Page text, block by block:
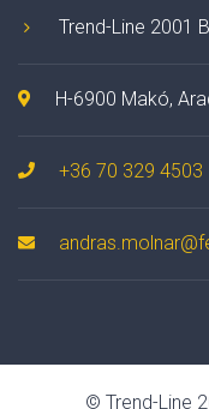
Trend-Line 2001
H-6900 Makó,
+36 70 329 4503
© Trend-Line